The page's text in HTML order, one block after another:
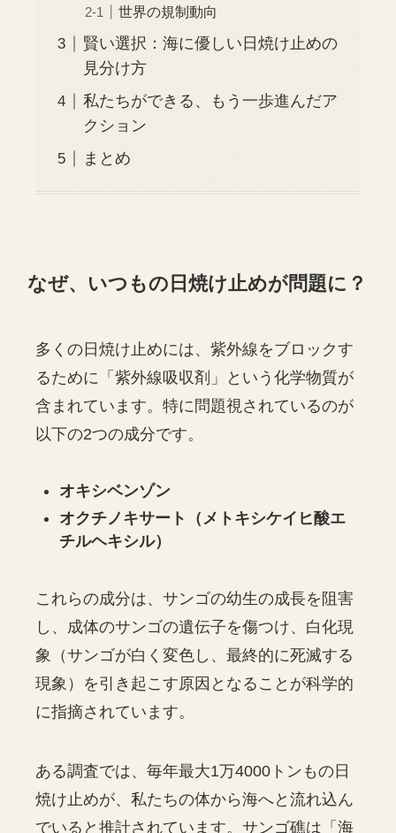
世界の規制動向
賢い選択：海に優しい日焼け止めの
見分け方
私たちができる、もう一歩進んだア
クション
まとめ
なぜ、いつもの日焼け止めが問題に？
多くの日焼け止めには、紫外線をブロックす
るために「紫外線吸収剤」という化学物質が
含まれています。特に問題視されているのが
以下の2つの成分です。
オキシベンゾン
オクチノキサート（メトキシケイヒ酸エ
チルヘキシル）
これらの成分は、サンゴの幼生の成長を阻害
し、成体のサンゴの遺伝子を傷つけ、白化現
象（サンゴが白く変色し、最終的に死滅する
現象）を引き起こす原因となることが科学的
に指摘されています。
ある調査では、毎年最大1万4000トンもの日
焼け止めが、私たちの体から海へと流れ込ん
でいると推計されています。サンゴ礁は「海